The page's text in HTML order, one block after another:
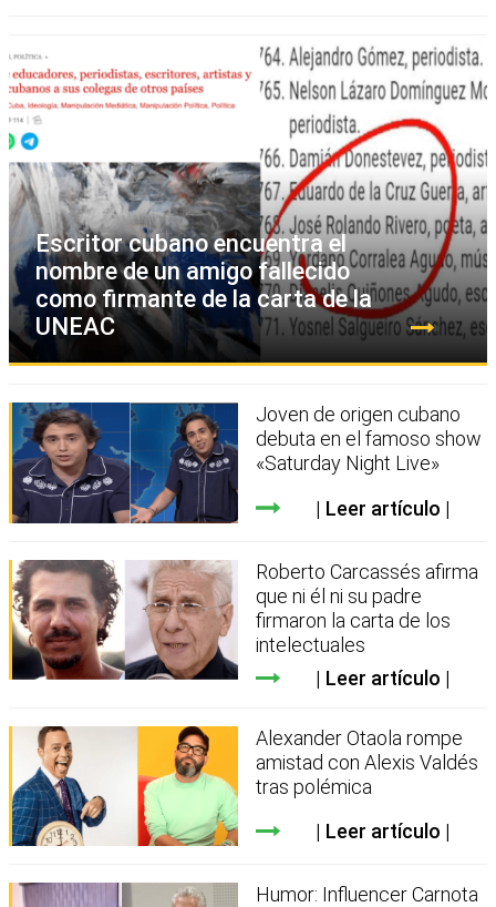
Escritor cubano encuentra el
nombre de un amigo fallecido
como firmante de la carta de la
UNEAC
Joven de origen cubano
debuta en el famoso show
«Saturday Night Live»
Leer artículo
Roberto Carcassés afirma
que ni él ni su padre
firmaron la carta de los
intelectuales
Leer artículo
Alexander Otaola rompe
amistad con Alexis Valdés
tras polémica
Leer artículo
Humor: Influencer Carnota